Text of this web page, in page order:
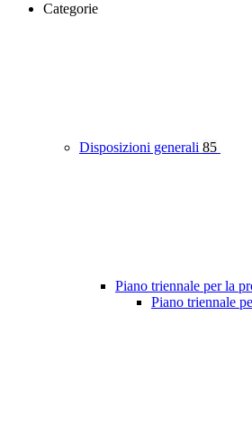
Categorie
Disposizioni generali 85
Piano triennale per la
Piano triennale